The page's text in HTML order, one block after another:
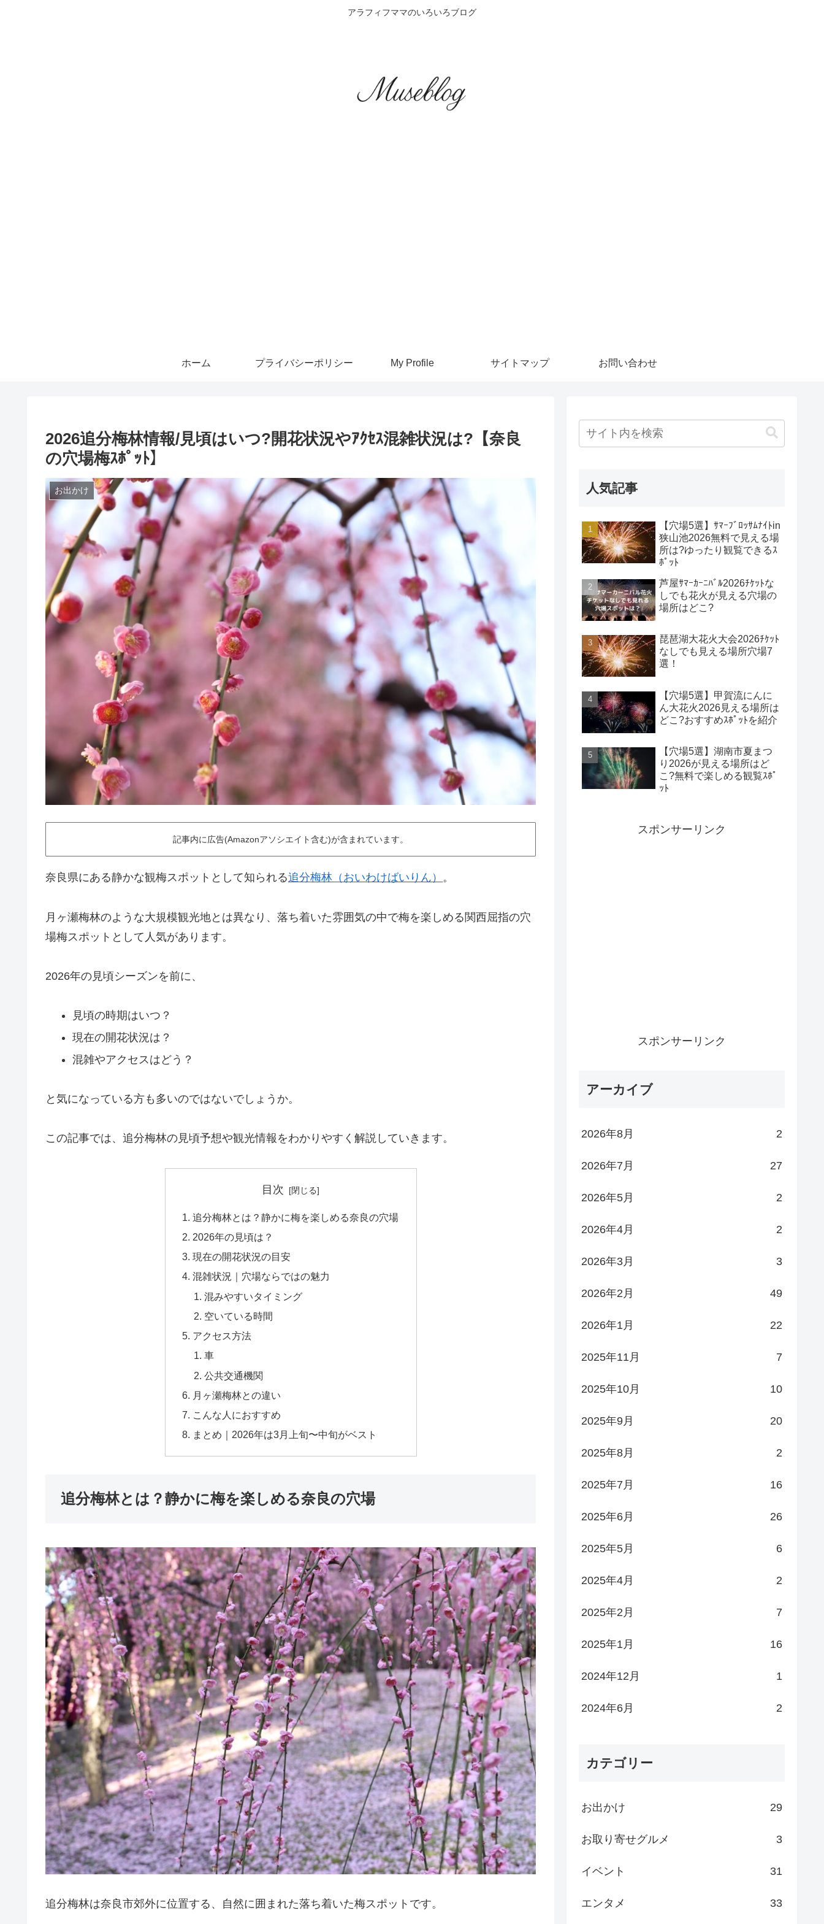
アラフィフママのいろいろブログ
ホーム プライバシーポリシー My Profile サイトマップ お問い合わせ
2026追分梅林情報/見頃はいつ?開花状況やｱｸｾｽ混雑状況は?【奈良
の穴場梅ｽﾎﾟｯﾄ】
お出かけ
記事内に広告(Amazonアソシエイト含む)が含まれています。
奈良県にある静かな観梅スポットとして知られる追分梅林（おいわけばいりん） 。
月ヶ瀬梅林のような大規模観光地とは異なり、落ち着いた雰囲気の中で梅を楽しめる関西屈指の穴
場梅スポットとして人気があります。
2026年の見頃シーズンを前に、
見頃の時期はいつ？
現在の開花状況は？
混雑やアクセスはどう？
と気になっている方も多いのではないでしょうか。
この記事では、追分梅林の見頃予想や観光情報をわかりやすく解説していきます。
目次
追分梅林とは？静かに梅を楽しめる奈良の穴場
2026年の見頃は？
現在の開花状況の目安
混雑状況｜穴場ならではの魅力
混みやすいタイミング
空いている時間
アクセス方法
車
公共交通機関
月ヶ瀬梅林との違い
こんな人におすすめ
まとめ｜2026年は3月上旬〜中旬がベスト
追分梅林とは？静かに梅を楽しめる奈良の穴場
追分梅林は奈良市郊外に位置する、自然に囲まれた落ち着いた梅スポットです。
人気記事
【穴場5選】ｻﾏｰﾌﾞﾛｯｻﾑﾅｲﾄin
狭山池2026無料で見える場
所は?ゆったり観覧できるｽ
ﾎﾟｯﾄ
芦屋ｻﾏｰｶｰﾆﾊﾞﾙ2026ﾁｹｯﾄな
しでも花火が見える穴場の
場所はどこ?
琵琶湖大花火大会2026ﾁｹｯﾄ
なしでも見える場所穴場7
選！
【穴場5選】甲賀流にんに
ん大花火2026見える場所は
どこ?おすすめｽﾎﾟｯﾄを紹介
【穴場5選】湖南市夏まつ
り2026が見える場所はど
こ?無料で楽しめる観覧ｽﾎﾟ
ｯﾄ
スポンサーリンク
スポンサーリンク
アーカイブ
2026年8月 2
2026年7月 27
2026年5月 2
2026年4月 2
2026年3月 3
2026年2月 49
2026年1月 22
2025年11月 7
2025年10月 10
2025年9月 20
2025年8月 2
2025年7月 16
2025年6月 26
2025年5月 6
2025年4月 2
2025年2月 7
2025年1月 16
2024年12月 1
2024年6月 2
カテゴリー
お出かけ 29
お取り寄せグルメ 3
イベント 31
エンタメ 33
登録する